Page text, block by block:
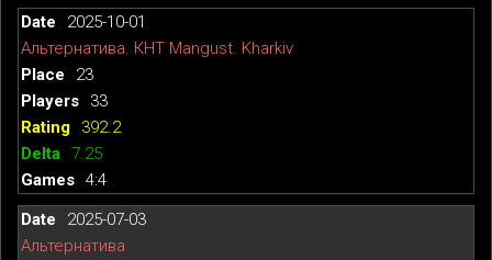
2025-10-01
Альтернатива. КНТ Mangust. Kharkiv
23
33
392.2
7.25
4:4
2025-07-03
Альтернатива